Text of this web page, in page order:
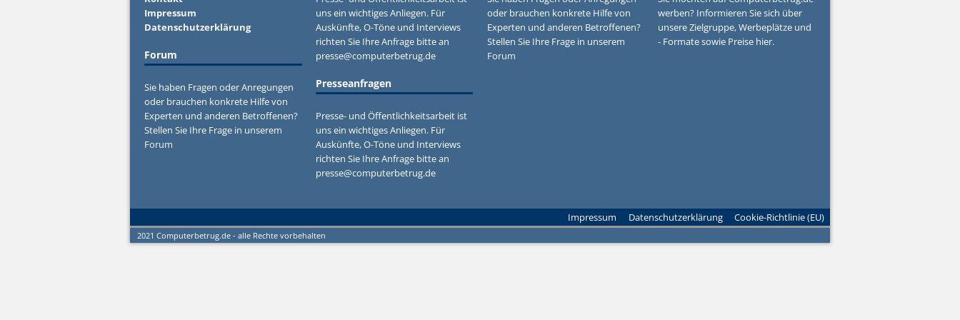
Impressum
Datenschutzerklärung
Forum
Sie haben Fragen oder Anregungen
oder brauchen konkrete Hilfe von
Experten und anderen Betroffenen?
Stellen Sie Ihre Frage in unserem
Forum
uns ein wichtiges Anliegen. Für
Auskünfte, O-Töne und Interviews
richten Sie Ihre Anfrage bitte an
presse@computerbetrug.de
Presseanfragen
Presse- und Öffentlichkeitsarbeit ist
uns ein wichtiges Anliegen. Für
Auskünfte, O-Töne und Interviews
richten Sie Ihre Anfrage bitte an
presse@computerbetrug.de
oder brauchen konkrete Hilfe von
Experten und anderen Betroffenen?
Stellen Sie Ihre Frage in unserem
Forum
werben? Informieren Sie sich über
unsere Zielgruppe, Werbeplätze und
- Formate sowie Preise hier.
Impressum Datenschutzerklärung Cookie-Richtlinie (EU)
2021 Computerbetrug.de - alle Rechte vorbehalten